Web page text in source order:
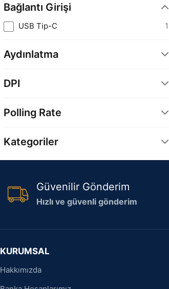
Bağlantı Girişi
USB Tip-C 1
Aydınlatma
DPI
Polling Rate
Kategoriler
Çevre Birimleri 1
Güvenilir Gönderim
Hızlı ve güvenli gönderim
KURUMSAL
Hakkımızda